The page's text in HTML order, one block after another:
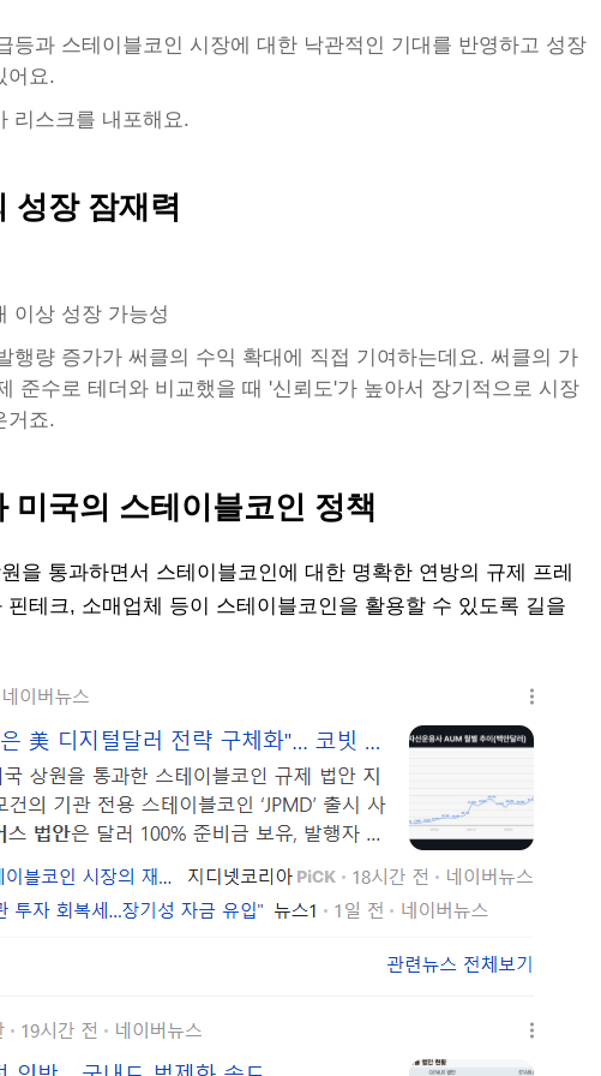
등과 스테이블코인 시장에 대한 낙관적인 기대를 반영하고 성장
어요.
리스크를 내포해요.
성장 잠재력
이상 성장 가능성
행량 증가가 써클의 수익 확대에 직접 기여하는데요. 써클의 가
준수로 테더와 비교했을 때 '신뢰도'가 높아서 장기적으로 시장
거죠.
미국의 스테이블코인 정책
을 통과하면서 스테이블코인에 대한 명확한 연방의 규제 프레
테크, 소매업체 등이 스테이블코인을 활용할 수 있도록 길을